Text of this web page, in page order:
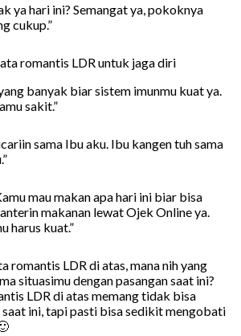
ya hari ini? Semangat ya, pokoknya
cukup.”
banyak biar sistem imunmu kuat ya.
sakit.”
sama Ibu aku. Ibu kangen tuh sama
mau makan apa hari ini biar bisa
makanan lewat Ojek Online ya.
harus kuat.”
romantis LDR di atas, mana nih yang
situasimu dengan pasangan saat ini?
LDR di atas memang tidak bisa
ini, tapi pasti bisa sedikit mengobati